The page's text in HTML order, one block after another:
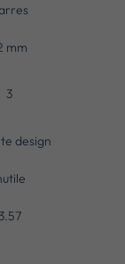
mm
3
design
3.57